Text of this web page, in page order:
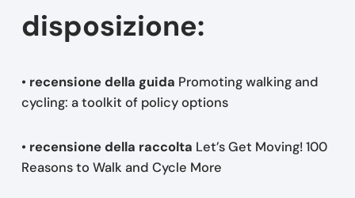
disposizione:
• recensione della guida Promoting walking and
cycling: a toolkit of policy options
• recensione della raccolta Let’s Get Moving! 100
Reasons to Walk and Cycle More